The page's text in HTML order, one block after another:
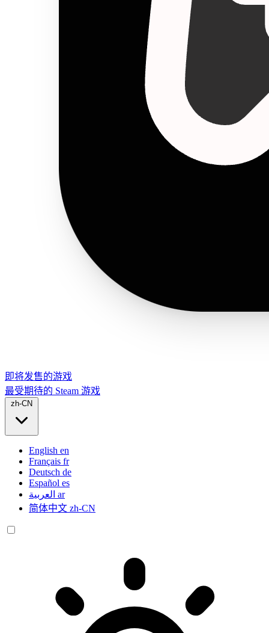
即将发售的游戏
最受期待的 Steam 游戏
zh-CN
English en
Français fr
Deutsch de
Español es
العربية ar
简体中文 zh-CN